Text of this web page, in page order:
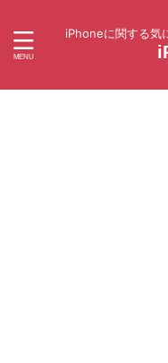
iPhoneに関する気